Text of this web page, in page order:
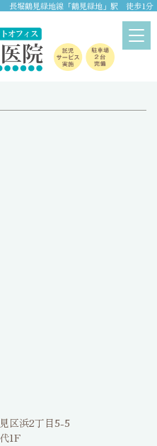
長堀鶴見緑地線「鶴見緑地」駅 徒歩1分
ス
区浜2丁目5-5
1F